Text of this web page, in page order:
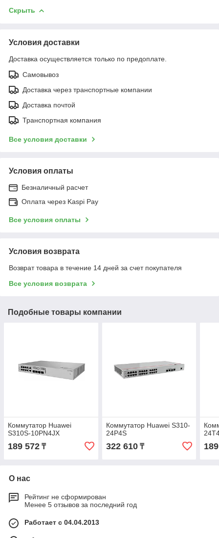
Скрыть
Условия доставки
Доставка осуществляется только по предоплате.
Самовывоз
Доставка через транспортные компании
Доставка почтой
Транспортная компания
Все условия доставки
Условия оплаты
Безналичный расчет
Оплата через Kaspi Pay
Все условия оплаты
Условия возврата
Возврат товара в течение 14 дней за счет покупателя
Все условия возврата
Подобные товары компании
Коммутатор Huawei
S310S-10PN4JX
189 572 ₸
Коммутатор Huawei S310-
24P4S
322 610₸
О нас
Рейтинг не сформирован
Менее 5 отзывов за последний год
Работает с 04.04.2013